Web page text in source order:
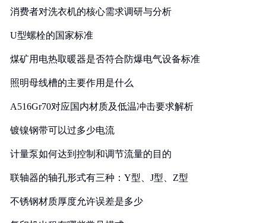
消费者对洗衣机的核心需求调研与分析
U型螺栓的国家标准
煤矿用电热取暖器是否符合防爆电气设备标准
照明母线槽的主要作用是什么
A516Gr70对应国内材质及低温冲击要求解析
镀镍钢带可以过多少电流
计量泵如何达到控制和调节流量的目的
联轴器的轴孔形式有三种：Y型、J型、Z型
不锈钢材质厚度允许误差是多少